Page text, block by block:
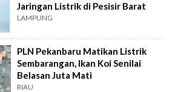
Jaringan Listrik di Pesisir Barat
LAMPUNG
PLN Pekanbaru Matikan Listrik
Sembarangan, Ikan Koi Senilai
Belasan Juta Mati
RIAU